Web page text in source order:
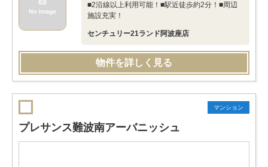
■2沿線以上利用可能！■駅近徒歩約2分！■周辺
施設充実！
センチュリー21ランド阿波座店
物件を詳しく見る
マンション
プレサンス難波南アーバニッシュ